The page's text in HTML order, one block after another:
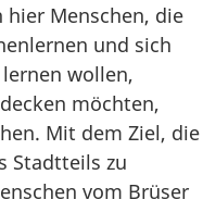
Menschen, die
und sich
wollen,
möchten,
Mit dem Ziel, die
Stadtteils zu
vom Brüser